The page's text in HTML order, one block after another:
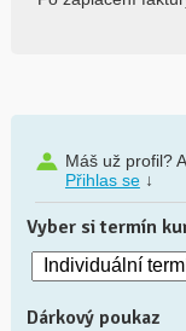
Máš už profil?
Přihlas se↓
Vyber si termín
Dárkový poukaz